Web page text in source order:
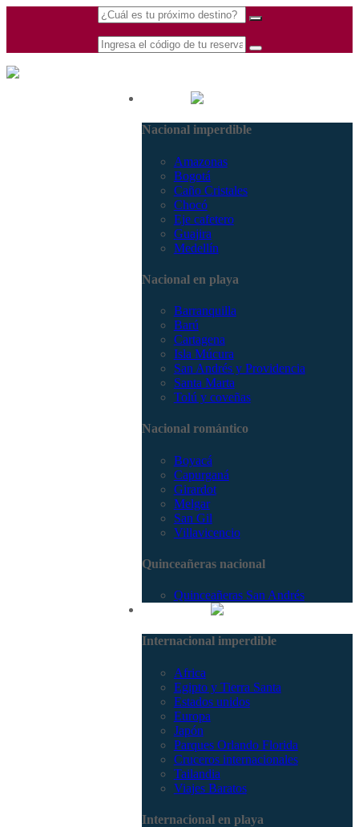
Nacional imperdible
Amazonas
Bogotá
Caño Cristales
Chocó
Eje cafetero
Guajira
Medellín
Nacional en playa
Barranquilla
Barú
Cartagena
Isla Múcura
San Andrés y Providencia
Santa Marta
Tolú y coveñas
Nacional romántico
Boyacá
Capurganá
Girardot
Melgar
San Gil
Villavicencio
Quinceañeras nacional
Quinceañeras San Andrés
Internacional imperdible
Africa
Egipto y Tierra Santa
Estados unidos
Europa
Japón
Parques Orlando Florida
Cruceros internacionales
Tailandia
Viajes Baratos
Internacional en playa